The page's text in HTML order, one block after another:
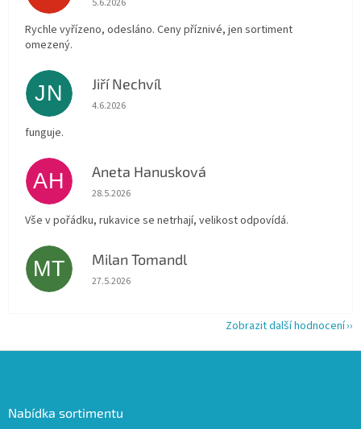
5.6.2026
Rychle vyřízeno, odesláno. Ceny příznivé, jen sortiment
omezený.
JN Jiří Nechvíl
Hodnocení obchodu je 5 z 5 hvězdiček.
4.6.2026
funguje.
AH Aneta Hanusková
Hodnocení obchodu je 5 z 5 hvězdiček.
28.5.2026
Vše v pořádku, rukavice se netrhají, velikost odpovídá.
MT Milan Tomandl
Hodnocení obchodu je 5 z 5 hvězdiček.
27.5.2026
Zobrazit další hodnocení
Nabídka sortimentu